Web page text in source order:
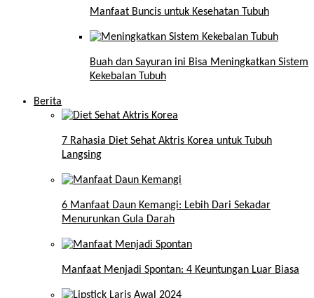
Manfaat Buncis untuk Kesehatan Tubuh
Buah dan Sayuran ini Bisa Meningkatkan Sistem
Kekebalan Tubuh
Berita
7 Rahasia Diet Sehat Aktris Korea untuk Tubuh
Langsing
6 Manfaat Daun Kemangi: Lebih Dari Sekadar
Menurunkan Gula Darah
Manfaat Menjadi Spontan: 4 Keuntungan Luar Biasa